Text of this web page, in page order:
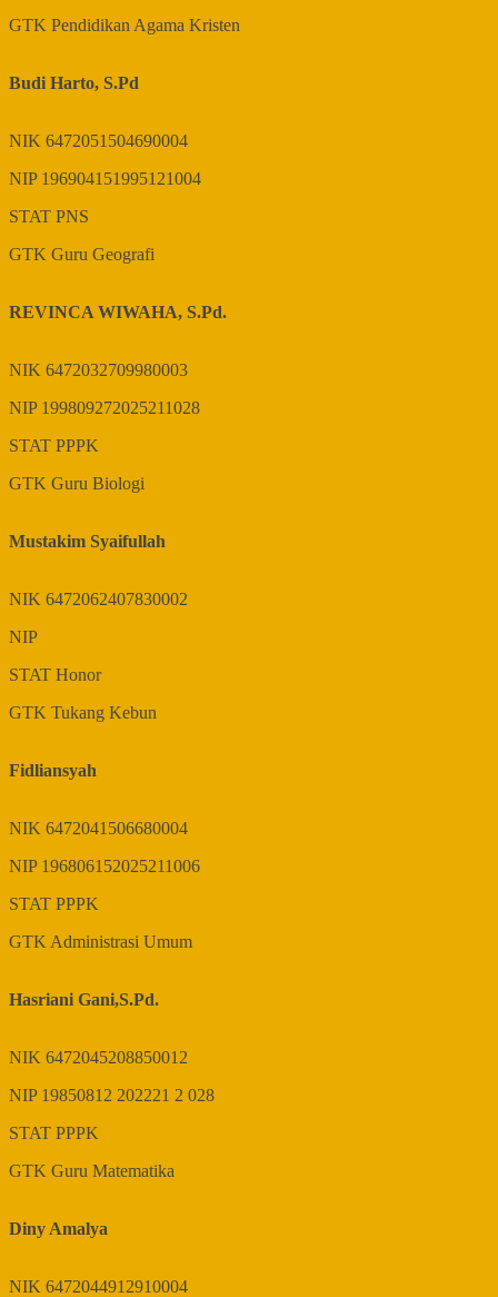
GTK Pendidikan Agama Kristen
Budi Harto, S.Pd
NIK 6472051504690004
NIP 196904151995121004
STAT PNS
GTK Guru Geografi
REVINCA WIWAHA, S.Pd.
NIK 6472032709980003
NIP 199809272025211028
STAT PPPK
GTK Guru Biologi
Mustakim Syaifullah
NIK 6472062407830002
NIP
STAT Honor
GTK Tukang Kebun
Fidliansyah
NIK 6472041506680004
NIP 196806152025211006
STAT PPPK
GTK Administrasi Umum
Hasriani Gani,S.Pd.
NIK 6472045208850012
NIP 19850812 202221 2 028
STAT PPPK
GTK Guru Matematika
Diny Amalya
NIK 6472044912910004